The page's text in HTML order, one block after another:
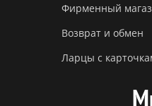
Фирменный
Возврат и обмен
Ларцы с